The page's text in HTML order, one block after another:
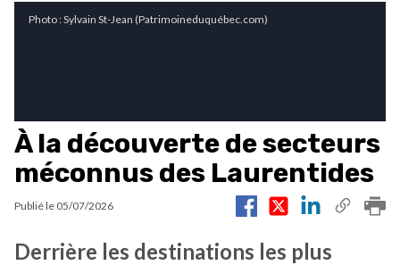
Photo : Sylvain St-Jean (Patrimoineduquébec.com)
À la découverte de secteurs
méconnus des Laurentides
Publié le 05/07/2026
Derrière les destinations les plus